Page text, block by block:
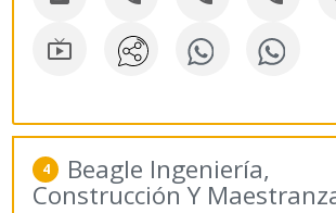

4 Beagle Ingeniería,
Construcción Y